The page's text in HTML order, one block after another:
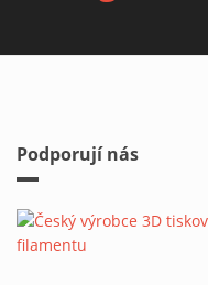
Podporují nás